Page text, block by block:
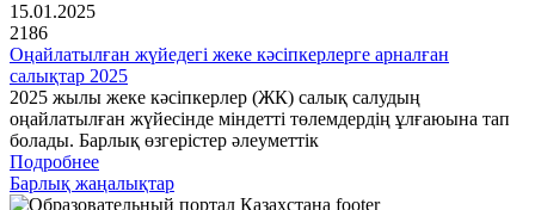
15.01.2025
2186
Оңайлатылған жүйедегі жеке кәсіпкерлерге арналған
салықтар 2025
2025 жылы жеке кәсіпкерлер (ЖК) салық салудың
оңайлатылған жүйесінде міндетті төлемдердің ұлғаюына тап
болады. Барлық өзгерістер әлеуметтік
Подробнее
Барлық жаңалықтар